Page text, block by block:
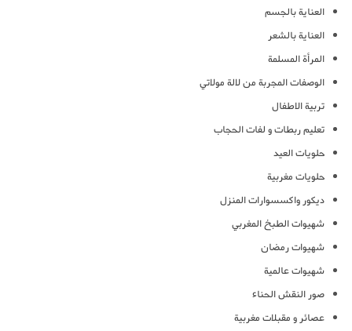
العناية بالجسم
العناية بالشعر
المرأة المسلمة
الوصفات المجربة من لالة مولاتي
تربية الاطفال
تعليم ربطات و لفات الحجاب
حلويات العيد
حلويات مغربية
ديكور واكسسوارات المنزل
شهيوات الطبخ المغربي
شهيوات رمضان
شهيوات عالمية
صور النقش الحناء
عصائر و مقبلات مغربية